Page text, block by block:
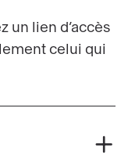
un lien d’accès
celui qui